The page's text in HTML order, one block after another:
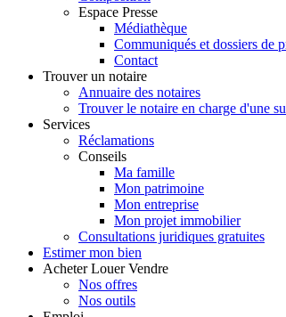
Espace Presse
Médiathèque
Communiqués et dossiers de
Contact
Trouver un notaire
Annuaire des notaires
Trouver le notaire en charge d'une
Services
Réclamations
Conseils
Ma famille
Mon patrimoine
Mon entreprise
Mon projet immobilier
Consultations juridiques gratuites
Estimer mon bien
Acheter Louer Vendre
Nos offres
Nos outils